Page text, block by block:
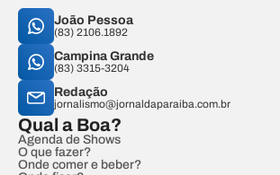
João Pessoa
(83) 2106.1892
Campina Grande
(83) 3315-3204
Redação
jornalismo@jornaldaparaiba.com.br
Qual a Boa?
Agenda de Shows
O que fazer?
Onde comer e beber?